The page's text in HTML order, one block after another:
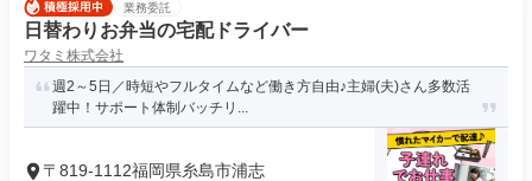
業務委託
日替わりお弁当の宅配ドライバー
ワタミ株式会社
週2～5日／時短やフルタイムなど働き方自由♪主婦(夫)さん多数活
躍中！サポート体制バッチリ...
〒819-1112福岡県糸島市浦志